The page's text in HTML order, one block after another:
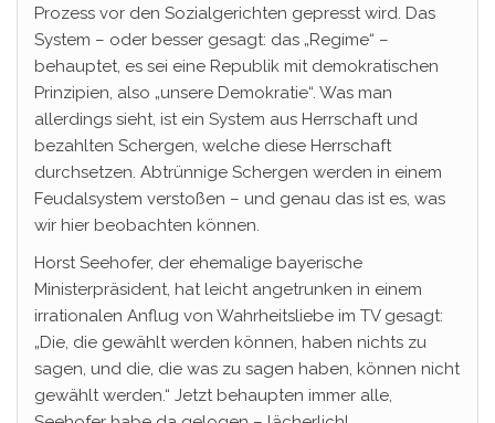
Prozess vor den Sozialgerichten gepresst wird. Das
System – oder besser gesagt: das „Regime“ –
behauptet, es sei eine Republik mit demokratischen
Prinzipien, also „unsere Demokratie“. Was man
allerdings sieht, ist ein System aus Herrschaft und
bezahlten Schergen, welche diese Herrschaft
durchsetzen. Abtrünnige Schergen werden in einem
Feudalsystem verstoßen – und genau das ist es, was
wir hier beobachten können.
Horst Seehofer, der ehemalige bayerische
Ministerpräsident, hat leicht angetrunken in einem
irrationalen Anflug von Wahrheitsliebe im TV gesagt:
„Die, die gewählt werden können, haben nichts zu
sagen, und die, die was zu sagen haben, können nicht
gewählt werden.“ Jetzt behaupten immer alle,